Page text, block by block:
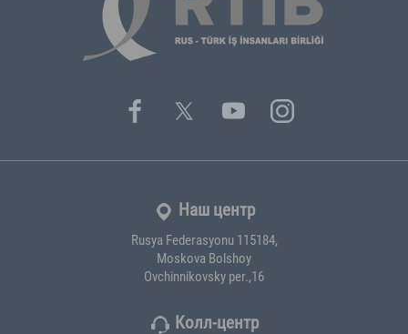
Наш центр
Rusya Federasyonu 115184,
Moskova Bolshoy
Ovchinnikovsky per.,16
Колл-центр